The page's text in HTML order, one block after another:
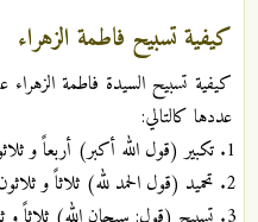
كيفية تسبيح فاطمة الزهراء
كيفية تسبيح السيدة فاطمة الزهراء
عددها كالتالي:
تكبير (قول الله أكبر) أربعاً و
تحميد (قول الحمد لله) ثلاثاً و